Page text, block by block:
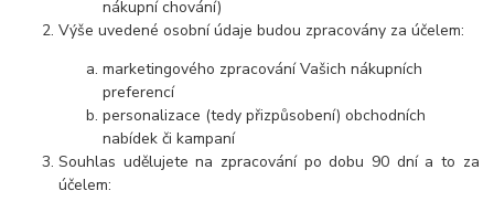
nákupní chování)
Výše uvedené osobní údaje budou zpracovány za účelem:
marketingového zpracování Vašich nákupních
preferencí
personalizace (tedy přizpůsobení) obchodních
nabídek či kampaní
Souhlas udělujete na zpracování po dobu 90 dní a to za
účelem: